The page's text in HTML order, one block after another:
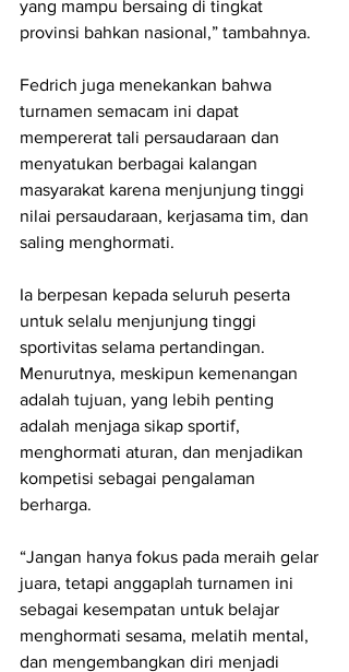
yang mampu bersaing di tingkat
provinsi bahkan nasional,” tambahnya.
Fedrich juga menekankan bahwa
turnamen semacam ini dapat
mempererat tali persaudaraan dan
menyatukan berbagai kalangan
masyarakat karena menjunjung tinggi
nilai persaudaraan, kerjasama tim, dan
saling menghormati.
Ia berpesan kepada seluruh peserta
untuk selalu menjunjung tinggi
sportivitas selama pertandingan.
Menurutnya, meskipun kemenangan
adalah tujuan, yang lebih penting
adalah menjaga sikap sportif,
menghormati aturan, dan menjadikan
kompetisi sebagai pengalaman
berharga.
“Jangan hanya fokus pada meraih gelar
juara, tetapi anggaplah turnamen ini
sebagai kesempatan untuk belajar
menghormati sesama, melatih mental,
dan mengembangkan diri menjadi